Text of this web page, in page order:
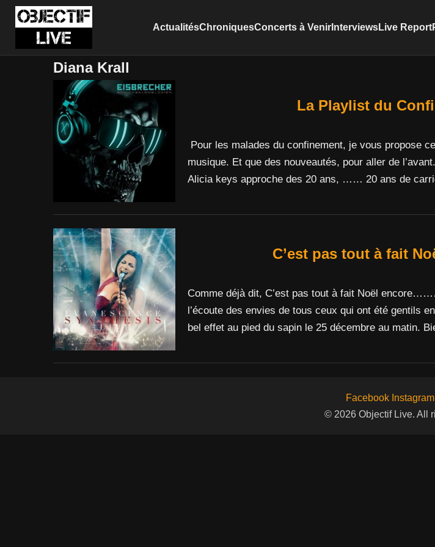
ActualitésChroniquesConcerts à VenirInterviewsLive Report
Diana Krall
La Playlist du
Pour les malades du confinement, je vous propose
musique. Et que des nouveautés, pour aller de
Alicia keys approche des 20 ans, …… 20 ans de
C’est pas tout à fait
Comme déjà dit, C’est pas tout à fait Noël
l’écoute des envies de tous ceux qui ont été gentils
bel effet au pied du sapin le 25 décembre au matin.
Facebook Instagram
© 2026 Objectif Live. All